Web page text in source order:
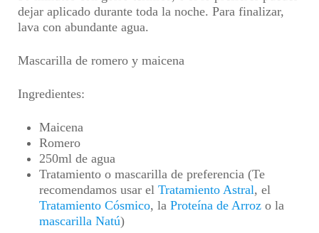
dejar aplicado durante toda la noche. Para finalizar,
lava con abundante agua.
Mascarilla de romero y maicena
Ingredientes:
Maicena
Romero
250ml de agua
Tratamiento o mascarilla de preferencia (Te
recomendamos usar el Tratamiento Astral, el
Tratamiento Cósmico, la Proteína de Arroz o la
mascarilla Natú)